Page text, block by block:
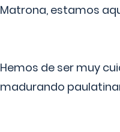
Matrona, estamos
Hemos de ser muy
madurando